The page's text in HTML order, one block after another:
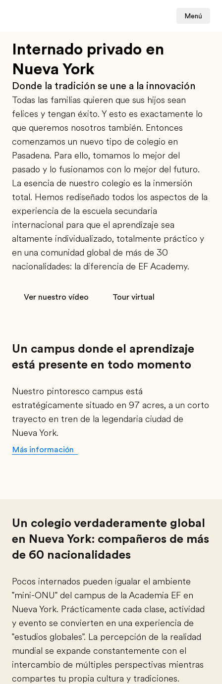
Menú
Internado privado en
Nueva York
Donde la tradición se une a la innovación
Todas las familias quieren que sus hijos sean
felices y tengan éxito. Y esto es exactamente lo
que queremos nosotros también. Entonces
comenzamos un nuevo tipo de colegio en
Pasadena. Para ello, tomamos lo mejor del
pasado y lo fusionamos con lo mejor del futuro.
La esencia de nuestro colegio es la inmersión
total. Hemos rediseñado todos los aspectos de la
experiencia de la escuela secundaria
internacional para que el aprendizaje sea
altamente individualizado, totalmente práctico y
en una comunidad global de más de 30
nacionalidades: la diferencia de EF Academy.
Ver nuestro vídeo Tour virtual
Un campus donde el aprendizaje
está presente en todo momento
Nuestro pintoresco campus está
estratégicamente situado en 97 acres, a un corto
trayecto en tren de la legendaria ciudad de
Nueva York.
Más información
Un colegio verdaderamente global
en Nueva York: compañeros de más
de 60 nacionalidades
Pocos internados pueden igualar el ambiente
"mini-ONU" del campus de la Academia EF en
Nueva York. Prácticamente cada clase, actividad
y evento se convierten en una experiencia de
"estudios globales". La percepción de la realidad
mundial se expande constantemente con el
intercambio de múltiples perspectivas mientras
compartes tu propia cultura y tradiciones.